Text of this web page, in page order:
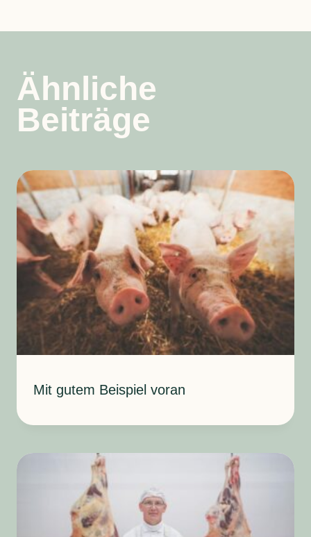
Ähnliche
Beiträge
Mit gutem Beispiel voran